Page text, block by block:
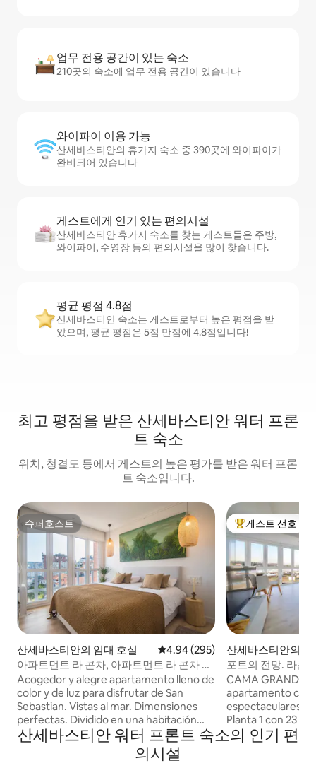
업무 전용 공간이 있는 숙소
210곳의 숙소에 업무 전용 공간이 있습니다
와이파이 이용 가능
산세바스티안의 휴가지 숙소 중 390곳에 와이파이가
완비되어 있습니다
게스트에게 인기 있는 편의시설
산세바스티안 휴가지 숙소를 찾는 게스트들은 주방,
와이파이, 수영장 등의 편의시설을 많이 찾습니다.
평균 평점 4.8점
산세바스티안 숙소는 게스트로부터 높은 평점을 받
았으며, 평균 평점은 5점 만점에 4.8점입니다!
최고 평점을 받은 산세바스티안 워터 프론
트 숙소
위치, 청결도 등에서 게스트의 높은 평가를 받은 워터 프론
트 숙소입니다.
슈퍼호스트
슈퍼호스트
산세바스티안의 임대 호실 평점 4.94점(5점 만점), 후기 295
4.94 (295)
아파트먼트 라 콘차, 아파트먼트 라 콘차 스
튜디오
Acogedor y alegre apartamento lleno de
color y de luz para disfrutar de San
Sebastian. Vistas al mar. Dimensiones
perfectas. Dividido en una habitación
espaciosa y con buenos armarios, un
salón comedor amplio con un sofá super
cómodo y cuadros modernos, una
상위 게스트 선호
게스트 선호
산세바스티안의 아
포트의 전망. 라콘
CAMA GRANDE +1 SOFA CAMA.
apartamento con
Planta 1 con 23
ascensor.A 3
Ondarreta.
산세바스티안 워터 프론트 숙소의 인기 편
의시설